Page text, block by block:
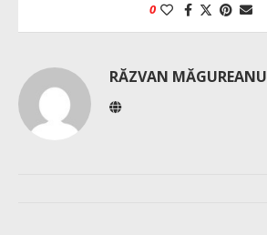
0
RĂZVAN MĂGUREANU